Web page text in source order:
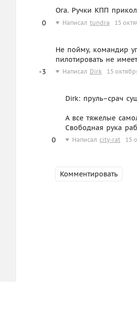
Ога. Ручки КПП
0
Написал tundra 15
Не пойму, командир
пилотировать не
-3
Написал Dirk 15
Dirk: пруль–срач
А все тяжелые
Свободная рука
0
Написал city-rat 15
Комментировать